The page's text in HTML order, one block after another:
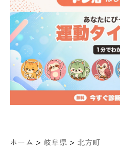
ホーム > 岐阜県 > 北方町